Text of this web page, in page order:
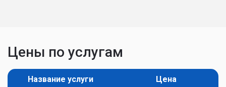
Цены по услугам
Название услуги Цена